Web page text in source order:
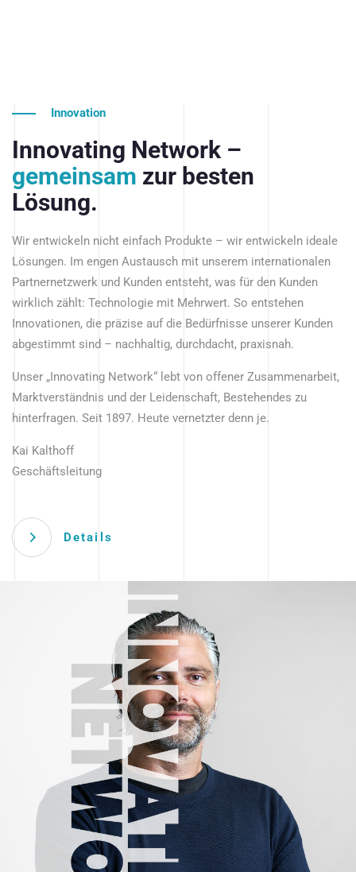
Innovation
Innovating Network –
gemeinsam zur besten
Lösung.
Wir entwickeln nicht einfach Produkte – wir entwickeln ideale
Lösungen. Im engen Austausch mit unserem internationalen
Partnernetzwerk und Kunden entsteht, was für den Kunden
wirklich zählt: Technologie mit Mehrwert. So entstehen
Innovationen, die präzise auf die Bedürfnisse unserer Kunden
abgestimmt sind – nachhaltig, durchdacht, praxisnah.
Unser „Innovating Network“ lebt von offener Zusammenarbeit,
Marktverständnis und der Leidenschaft, Bestehendes zu
hinterfragen. Seit 1897. Heute vernetzter denn je.
Kai Kalthoff
Geschäftsleitung
Details